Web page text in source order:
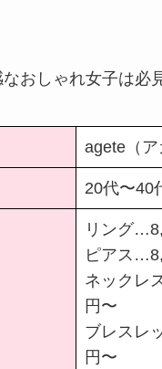
おしゃれ女子は必
agete（ア
20代〜40
リング
ピアス
ネックレ
円〜
ブレスレ
円〜